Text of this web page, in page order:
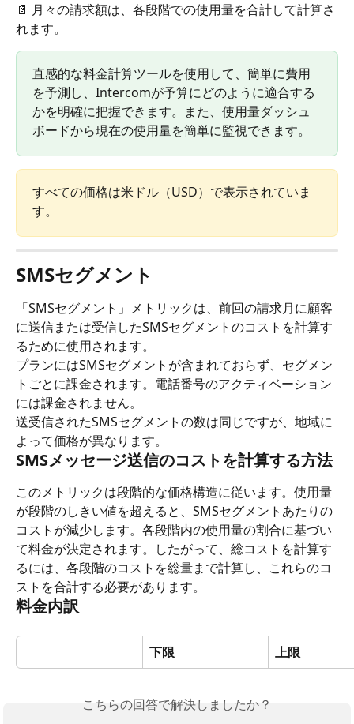
📄 月々の請求額は、各段階での使用量を合計して計算さ
れます。
直感的な料金計算ツールを使用して、簡単に費用
を予測し、Intercomが予算にどのように適合する
かを明確に把握できます。また、使用量ダッシュ
ボードから現在の使用量を簡単に監視できます。
すべての価格は米ドル（USD）で表示されていま
す。
SMSセグメント
「SMSセグメント」メトリックは、前回の請求月に顧客
に送信または受信したSMSセグメントのコストを計算す
るために使用されます。
プランにはSMSセグメントが含まれておらず、セグメン
トごとに課金されます。電話番号のアクティベーション
には課金されません。
送受信されたSMSセグメントの数は同じですが、地域に
よって価格が異なります。
SMSメッセージ送信のコストを計算する方法
このメトリックは段階的な価格構造に従います。使用量
が段階のしきい値を超えると、SMSセグメントあたりの
コストが減少します。各段階内の使用量の割合に基づい
て料金が決定されます。したがって、総コストを計算す
るには、各段階のコストを総量まで計算し、これらのコ
ストを合計する必要があります。
料金内訳
下限 上限
こちらの回答で解決しましたか？